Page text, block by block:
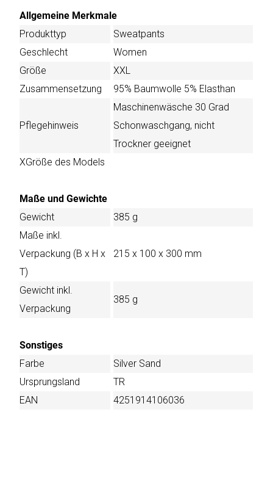
Allgemeine Merkmale
Produkttyp
Sweatpants
Geschlecht
Women
Größe
XXL
Zusammensetzung
95% Baumwolle 5% Elasthan
Pflegehinweis
Maschinenwäsche 30 Grad
Schonwaschgang, nicht
Trockner geeignet
XGröße des Models
Maße und Gewichte
Gewicht
385 g
Maße inkl.
Verpackung (B x H x
T)
215 x 100 x 300 mm
Gewicht inkl.
Verpackung
385 g
Sonstiges
Farbe
Silver Sand
Ursprungsland
TR
EAN
4251914106036